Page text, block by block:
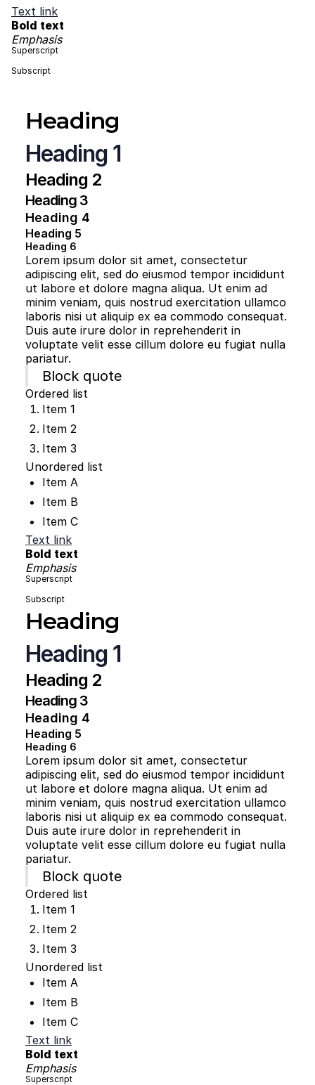
Text link
Bold text
Emphasis
Superscript
Subscript
Heading
Heading 1
Heading 2
Heading 3
Heading 4
Heading 5
Heading 6
Lorem ipsum dolor sit amet, consectetur
adipiscing elit, sed do eiusmod tempor incididunt
ut labore et dolore magna aliqua. Ut enim ad
minim veniam, quis nostrud exercitation ullamco
laboris nisi ut aliquip ex ea commodo consequat.
Duis aute irure dolor in reprehenderit in
voluptate velit esse cillum dolore eu fugiat nulla
pariatur.
Block quote
Ordered list
Item 1
Item 2
Item 3
Unordered list
Item A
Item B
Item C
Text link
Bold text
Emphasis
Superscript
Subscript
Heading
Heading 1
Heading 2
Heading 3
Heading 4
Heading 5
Heading 6
Lorem ipsum dolor sit amet, consectetur
adipiscing elit, sed do eiusmod tempor incididunt
ut labore et dolore magna aliqua. Ut enim ad
minim veniam, quis nostrud exercitation ullamco
laboris nisi ut aliquip ex ea commodo consequat.
Duis aute irure dolor in reprehenderit in
voluptate velit esse cillum dolore eu fugiat nulla
pariatur.
Block quote
Ordered list
Item 1
Item 2
Item 3
Unordered list
Item A
Item B
Item C
Text link
Bold text
Emphasis
Superscript